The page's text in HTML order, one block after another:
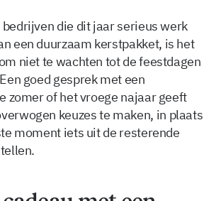
die dit jaar serieus werk
een duurzaam kerstpakket, is het
niet te wachten tot de feestdagen
goed gesprek met een
zomer of het vroege najaar geeft
keuzes te maken, in plaats
moment iets uit de resterende